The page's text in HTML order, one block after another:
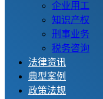
企业用工
知识产权
刑事业务
税务咨询
法律资讯
典型案例
政策法规